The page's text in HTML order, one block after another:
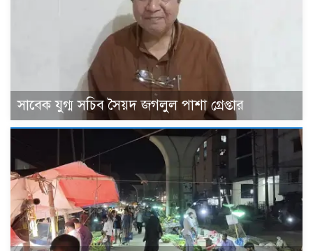
সাবেক যুগ্ম সচিব সৈয়দ জগলুল পাশা গ্রেপ্তার